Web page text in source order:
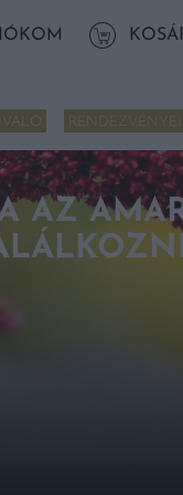
AZ